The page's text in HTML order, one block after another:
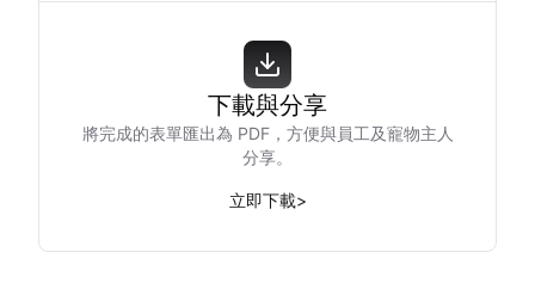
下載與分享
將完成的表單匯出為 PDF，方便與員工及寵物主人
分享。
立即下載>